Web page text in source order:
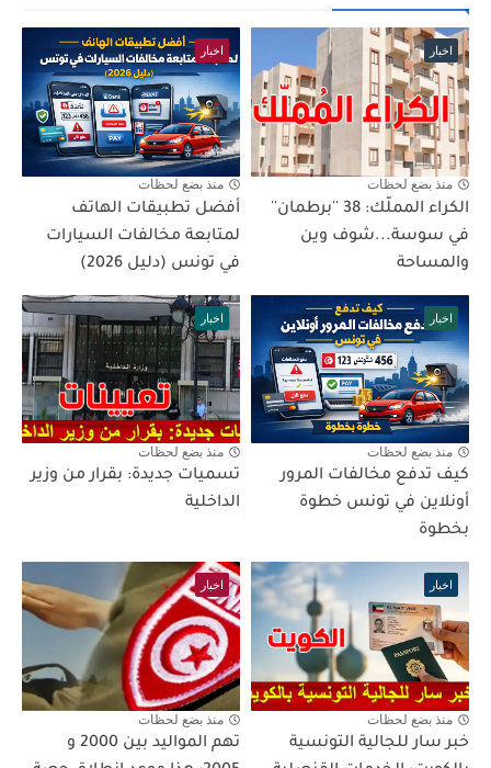
اخبار
منذ بضع لحظات
الكراء المملّك: 38 ''برطمان''
في سوسة...شوف وين
والمساحة
اخبار
منذ بضع لحظات
أفضل تطبيقات الهاتف
لمتابعة مخالفات السيارات
في تونس (دليل 2026)
اخبار
منذ بضع لحظات
كيف تدفع مخالفات المرور
أونلاين في تونس خطوة
بخطوة
اخبار
منذ بضع لحظات
تسميات جديدة: بقرار من وزير
الداخلية
اخبار
منذ بضع لحظات
خبر سار للجالية التونسية
اخبار
منذ بضع لحظات
تهم المواليد بين 2000 و